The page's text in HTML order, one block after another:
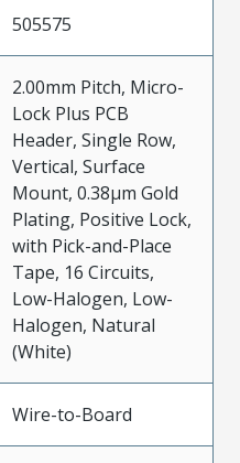
505575
2.00mm Pitch, Micro-
Lock Plus PCB
Header, Single Row,
Vertical, Surface
Mount, 0.38µm Gold
Plating, Positive Lock,
with Pick-and-Place
Tape, 16 Circuits,
Low-Halogen, Low-
Halogen, Natural
(White)
Wire-to-Board